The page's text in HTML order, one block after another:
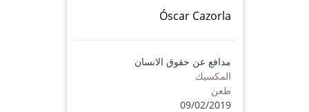
Óscar Cazorla
مدافع عن حقوق الانسان
المكسيك
طعن
09/02/2019